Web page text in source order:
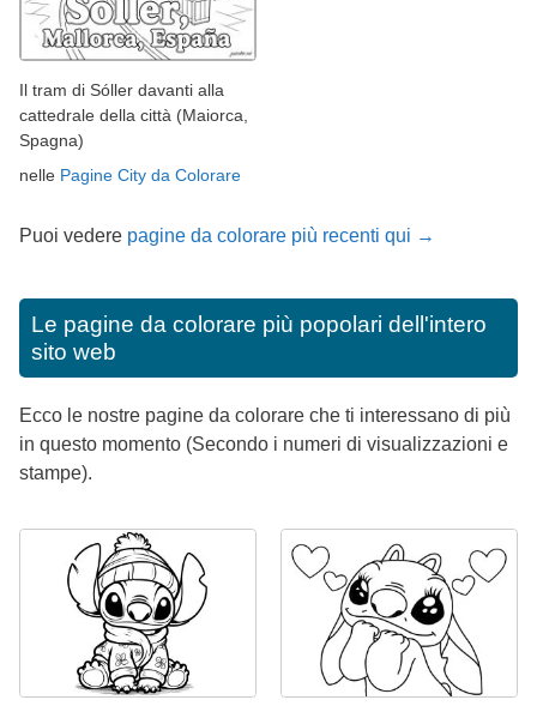
Il tram di Sóller davanti alla
cattedrale della città (Maiorca,
Spagna)
nelle Pagine City da Colorare
Puoi vedere pagine da colorare più recenti qui →
Le pagine da colorare più popolari dell'intero
sito web
Ecco le nostre pagine da colorare che ti interessano di più
in questo momento (Secondo i numeri di visualizzazioni e
stampe).